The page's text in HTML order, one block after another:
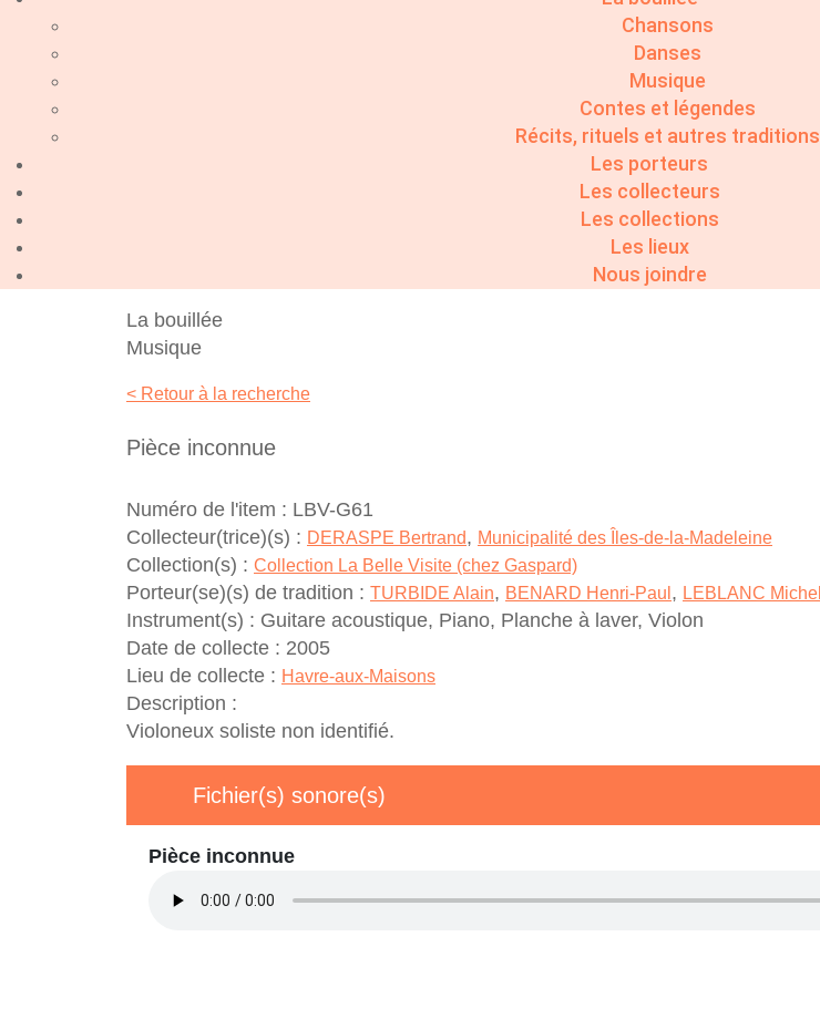
Chansons
Danses
Musique
Contes et légendes
Récits, rituels et autres traditions
Les porteurs
Les collecteurs
Les collections
Les lieux
Nous joindre
La bouillée
Musique
< Retour à la recherche
Pièce inconnue
Numéro de l'item : LBV-G61
Collecteur(trice)(s) : DERASPE Bertrand, Municipalité des Îles-de-la-Madeleine
Collection(s) : Collection La Belle Visite (chez Gaspard)
Porteur(se)(s) de tradition : TURBIDE Alain, BENARD Henri-Paul , LEBLANC Michel
Instrument(s) : Guitare acoustique, Piano, Planche à laver, Violon
Date de collecte : 2005
Lieu de collecte : Havre-aux-Maisons
Description :
Violoneux soliste non identifié.
Fichier(s) sonore(s)
Pièce inconnue